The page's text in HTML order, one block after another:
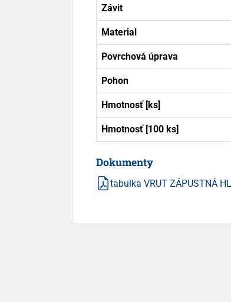
Závit
Material
Povrchová úprava
Pohon
Hmotnosť [ks]
Hmotnosť [100 ks]
Dokumenty
tabulka VRUT ZÁPUSTNÁ